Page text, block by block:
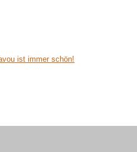
ist immer schön!